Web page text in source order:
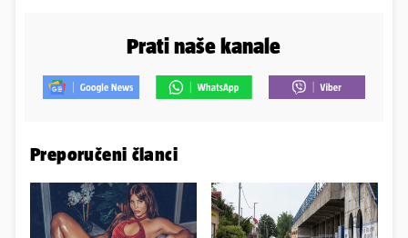
Prati naše kanale
Preporučeni članci